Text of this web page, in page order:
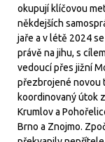
okupují klíčovou
někdejších
jaře a v létě 2024
právě na jihu, s
vedoucí přes jižní
přezbrojené novou
koordinovaný útok
Krumlov a
Brno a Znojmo.